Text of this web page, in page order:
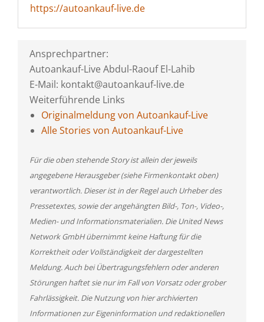
https://autoankauf-live.de
Ansprechpartner:
Autoankauf-Live Abdul-Raouf El-Lahib
E-Mail: kontakt@autoankauf-live.de
Weiterführende Links
Originalmeldung von Autoankauf-Live
Alle Stories von Autoankauf-Live
Für die oben stehende Story ist allein der jeweils
angegebene Herausgeber (siehe Firmenkontakt oben)
verantwortlich. Dieser ist in der Regel auch Urheber des
Pressetextes, sowie der angehängten Bild-, Ton-, Video-,
Medien- und Informationsmaterialien. Die United News
Network GmbH übernimmt keine Haftung für die
Korrektheit oder Vollständigkeit der dargestellten
Meldung. Auch bei Übertragungsfehlern oder anderen
Störungen haftet sie nur im Fall von Vorsatz oder grober
Fahrlässigkeit. Die Nutzung von hier archivierten
Informationen zur Eigeninformation und redaktionellen